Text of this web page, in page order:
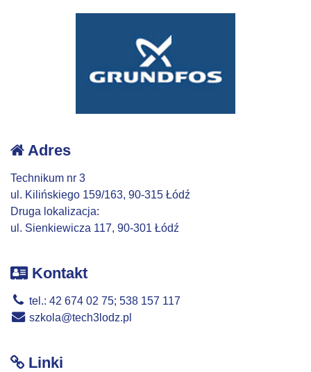
Adres
Technikum nr 3
ul. Kilińskiego 159/163, 90-315 Łódź
Druga lokalizacja:
ul. Sienkiewicza 117, 90-301 Łódź
Kontakt
tel.: 42 674 02 75; 538 157 117
szkola@tech3lodz.pl
Linki